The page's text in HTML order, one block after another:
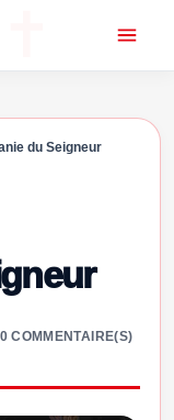
du Seigneur
0 COMMENTAIRE(S)